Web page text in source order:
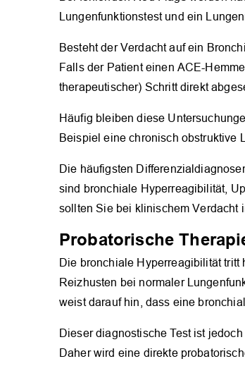
Lungenfunktionstest und ein
Besteht der Verdacht auf ein
Falls der Patient einen ACE-
therapeutischer) Schritt direkt
Häufig bleiben diese
Beispiel eine chronisch obstruktive
Die häufigsten
sind bronchiale Hyperreagibilität,
sollten Sie bei klinischem Verdacht
Probatorische
Die bronchiale Hyperreagibilität tritt
Reizhusten bei normaler
weist darauf hin, dass eine
Dieser diagnostische Test ist
Daher wird eine direkte